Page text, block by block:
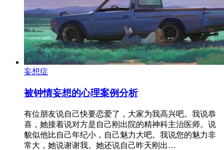
妄想症
被钟情妄想的心理案例分析
有位朋友说自己快要恋爱了，大家为我高兴吧。我说恭
喜，她接着说对方是自己刚出院的精神科主治医师。说
貌似他比自己年纪小，自己魅力大吧。我说您的魅力非
常大，她说谢谢我。她还说自己昨天刚出…